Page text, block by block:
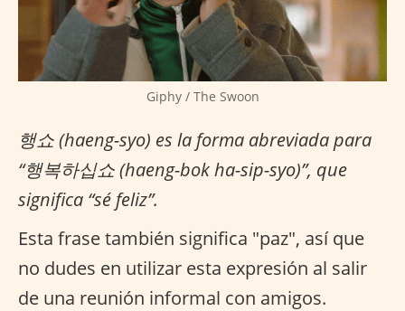
Giphy / The Swoon
행쇼 (haeng-syo) es la forma abreviada para
“행복하십쇼 (haeng-bok ha-sip-syo)”, que
significa “sé feliz”.
Esta frase también significa "paz", así que
no dudes en utilizar esta expresión al salir
de una reunión informal con amigos.